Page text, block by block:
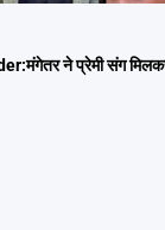
ने प्रेमी संग